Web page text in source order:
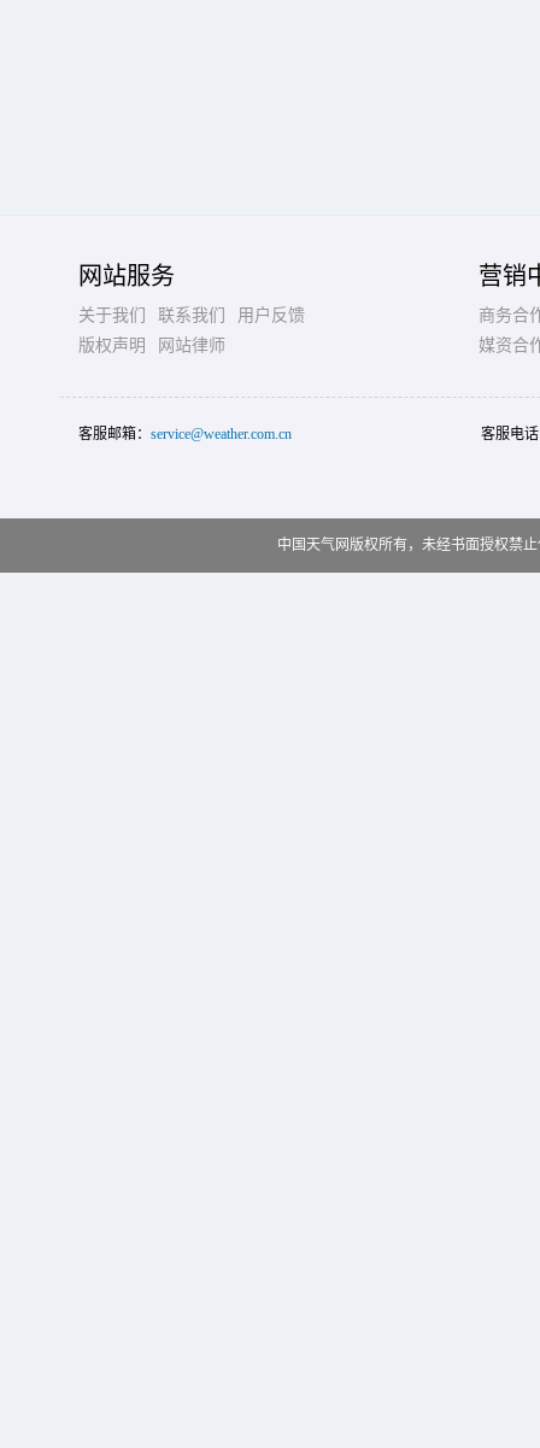
网站服务
关于我们 联系我们
用户反馈
版权声明
网站律师
营销
商务合
媒资合
客服邮箱： service@weather.com.cn 客服电
中国天气网版权所有，未经书面授权